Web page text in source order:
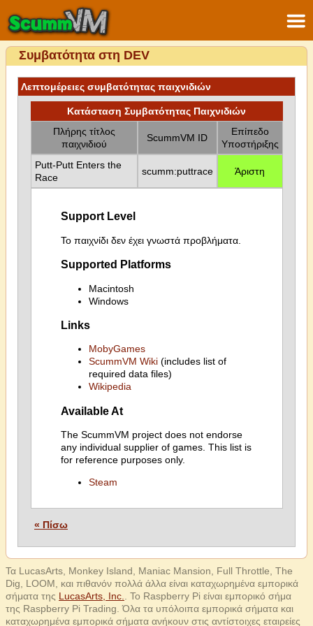
Συμβατότητα στη DEV
Λεπτομέρειες συμβατότητας παιχνιδιών
Κατάσταση Συμβατότητας Παιχνιδιών
Πλήρης τίτλος
παιχνιδιού
ScummVM ID
Επίπεδο
Υποστήριξης
Putt-Putt Enters the
Race
scumm:puttrace Άριστη
Support Level
Το παιχνίδι δεν έχει γνωστά προβλήματα.
Supported Platforms
Macintosh
Windows
Links
MobyGames
ScummVM Wiki(includes list of
required data files)
Wikipedia
Available At
The ScummVM project does not endorse
any individual supplier of games. This list is
for reference purposes only.
Steam
« Πίσω
Τα LucasArts, Monkey Island, Maniac Mansion, Full Throttle, The
Dig, LOOM, και πιθανόν πολλά άλλα είναι καταχωρημένα εμπορικά
σήματα της LucasArts, Inc.
. Το Raspberry Pi είναι εμπορικό σήμα
της Raspberry Pi Trading. Όλα τα υπόλοιπα εμπορικά σήματα και
καταχωρημένα εμπορικά σήματα ανήκουν στις αντίστοιχες εταιρείες